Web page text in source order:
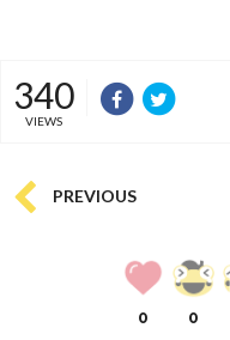
340
VIEWS
PREVIOUS
0 0